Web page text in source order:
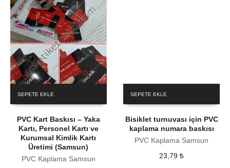
SEPETE EKLE
PVC Kart Baskısı – Yaka
Kartı, Personel Kartı ve
Kurumsal Kimlik Kartı
Üretimi (Samsun)
PVC Kaplama Samsun
SEPETE EKLE
Bisiklet turnuvası için PVC
kaplama numara baskısı
PVC Kaplama Samsun
23,79₺